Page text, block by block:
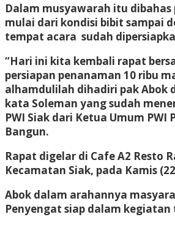
Dalam musyawarah itu dibahas
mulai dari kondisi bibit sampai
tempat acara sudah
“Hari ini kita kembali rapat
persiapan penanaman 10 ribu
alhamdulilah dihadiri pak Abok
kata Soleman yang sudah
PWI Siak dari Ketua Umum PWI
Bangun.
Rapat digelar di Cafe A2 Resto
Kecamatan Siak, pada Kamis
Abok dalam arahannya
Penyengat siap dalam kegiatan